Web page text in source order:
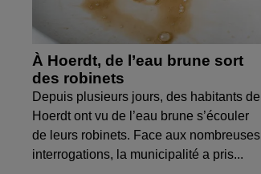
À Hoerdt, de l’eau brune sort
des robinets
Depuis plusieurs jours, des habitants de
Hoerdt ont vu de l’eau brune s’écouler
de leurs robinets. Face aux nombreuses
interrogations, la municipalité a pris...